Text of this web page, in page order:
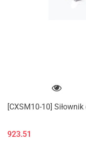
[CXSM10-10]
923.51